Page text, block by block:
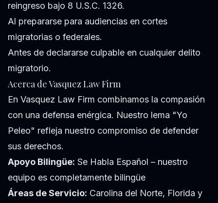
reingreso bajo 8 U.S.C. 1326.
Al prepararse para audiencias en cortes
migratorias o federales.
Antes de declararse culpable en cualquier delito
migratorio.
Acerca de Vasquez Law Firm
En Vasquez Law Firm combinamos la compasión
con una defensa enérgica. Nuestro lema "Yo
Peleo" refleja nuestro compromiso de defender
sus derechos.
Apoyo Bilingüe: Se Habla Español – nuestro
equipo es completamente bilingüe
Áreas de Servicio: Carolina del Norte, Florida y